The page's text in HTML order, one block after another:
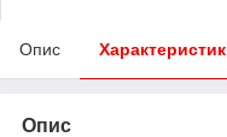
Опис
Опис